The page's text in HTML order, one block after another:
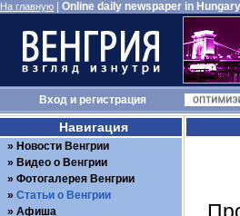
На главную Online daily newspaper in Hungary
Входи регистрация
Навигация
Новости Венгрии
Видео о Венгрии
Фотогалерея Венгрии
Статьи о Венгрии
Афиша